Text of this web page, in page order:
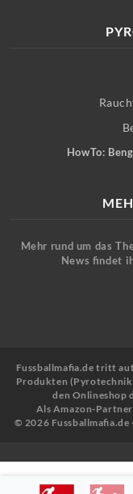
HowTo:
Mehr rund um das
News findet
Fussballmafia.de tritt
Produkten
den Onlineshop
Als Amazon-
© 2026